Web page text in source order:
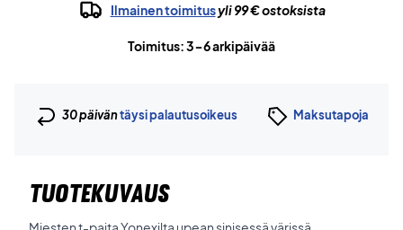
Ilmainen toimitusyli 99 € ostoksista
Toimitus: 3-6 arkipäivää
30 päiväntäysi palautusoikeus Maksutapoja
TUOTEKUVAUS